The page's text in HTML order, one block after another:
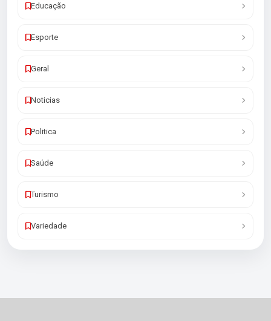
Educação
Esporte
Geral
Noticias
Politica
Saúde
Turismo
Variedade